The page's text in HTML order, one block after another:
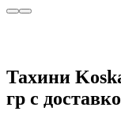
Тахини
гр с